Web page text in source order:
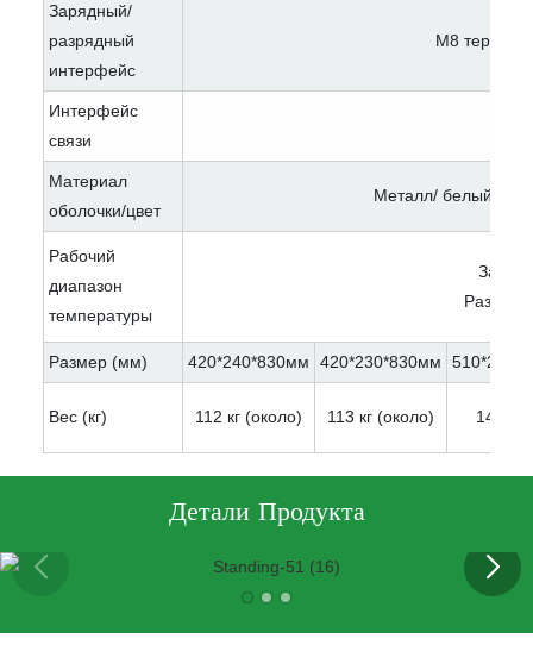
Зарядный/
разрядный
интерфейс
M8
Интерфейс
связи
Материал
оболочки/цвет
Металл/ белый 、
Рабочий
диапазон
температуры
Разряд:
Размер (мм) 420*240*830мм 420*230*830мм
Вес (кг) 112 кг (около) 113 кг (около) 147 кг
Детали Продукта